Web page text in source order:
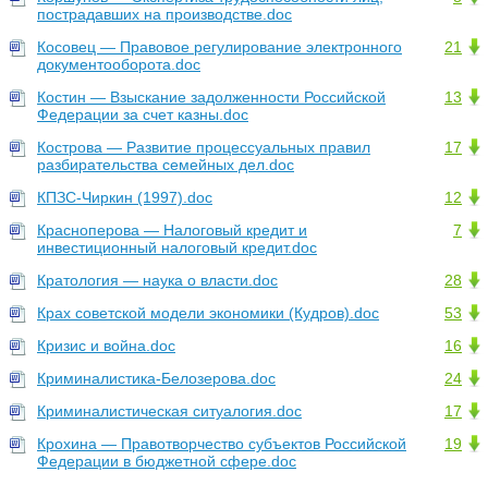
пострадавших на производстве.doc
21
Косовец — Правовое регулирование электронного
документооборота.doc
13
Костин — Взыскание задолженности Российской
Федерации за счет казны.doc
17
Кострова — Развитие процессуальных правил
разбирательства семейных дел.doc
12
КПЗС-Чиркин (1997).doc
7
Красноперова — Налоговый кредит и
инвестиционный налоговый кредит.doc
28
Кратология — наука о власти.doc
53
Крах советской модели экономики (Кудров).doc
16
Кризис и война.doc
24
Криминалистика-Белозерова.doc
17
Криминалистическая ситуалогия.doc
19
Крохина — Правотворчество субъектов Российской
Федерации в бюджетной сфере.doc